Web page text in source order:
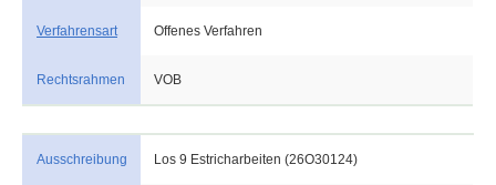
Verfahrensart Offenes Verfahren
Rechtsrahmen VOB
Ausschreibung Los 9 Estricharbeiten (26O30124)